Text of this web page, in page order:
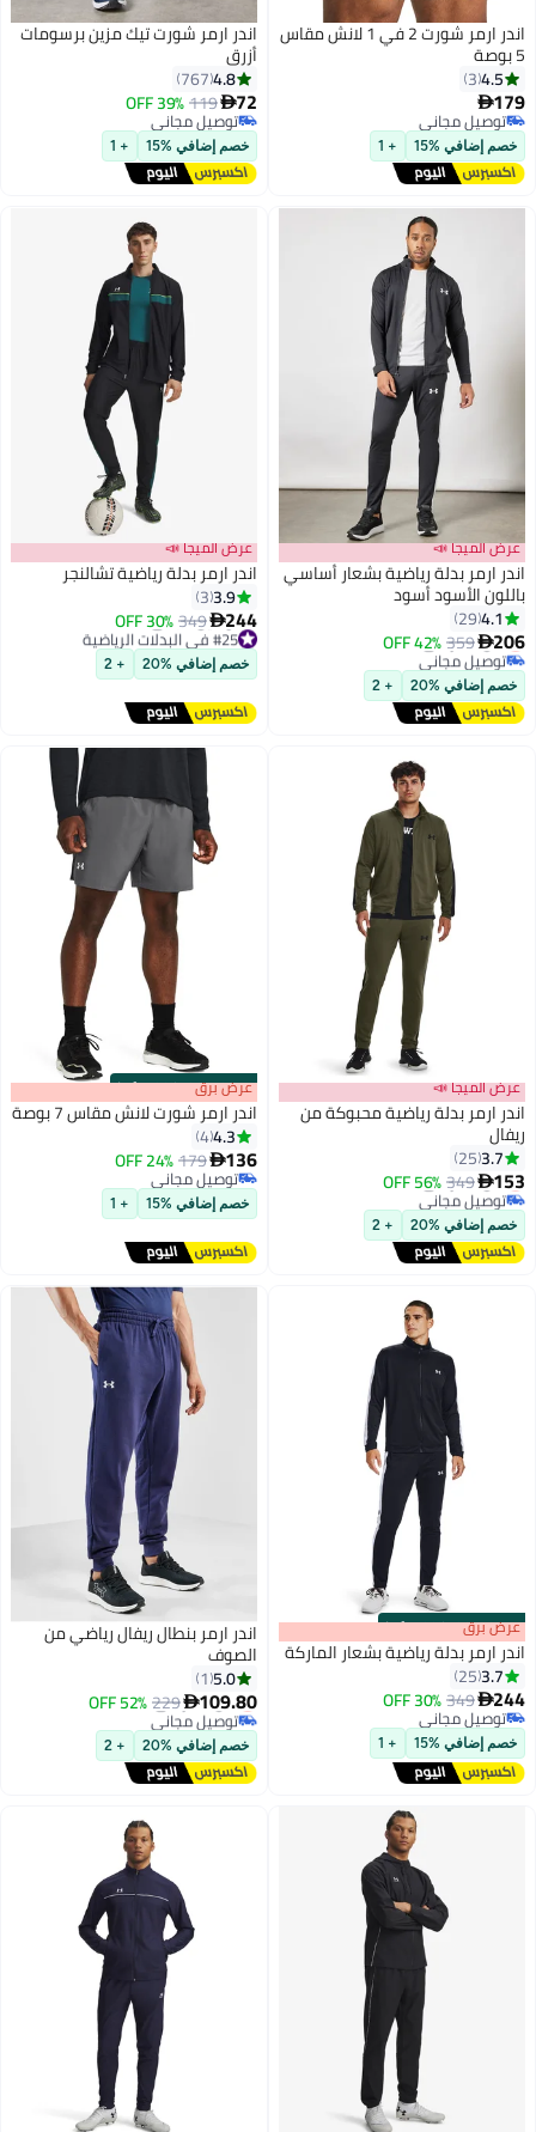
اندر ارمر شورت 2 في 1 لانش مقاس
5 بوصة
4.5
3
179
توصيل مجاني
توصيل مجاني
خصم إضافي %15 + 1
اندر ارمر شورت تيك مزين برسومات
أزرق
4.8
767
72
119
39% OFF
توصيل مجاني
توصيل مجاني
خصم إضافي %15 + 1
3
عرض الميجا 📣
اندر ارمر بدلة رياضية بشعار أساسي
باللون الأسود أسود
4.1
29
206
359
42% OFF
أقل سعر في السنة
توصيل مجاني
أقل سعر في السنة
خصم إضافي %20 + 2
عرض الميجا 📣
اندر ارمر بدلة رياضية تشالنجر
3.9
3
244
349
30% OFF #25 في البدلات الرياضية
أقل سعر في السنة
توصيل مجاني
خصم إضافي %20 + 2
3
عرض الميجا 📣
اندر ارمر بدلة رياضية محبوكة من
ريفال
3.7
25
153
349
56% OFF
أقل سعر في السنة
توصيل مجاني
أقل سعر في السنة
خصم إضافي %20 + 2
00m:00s
·
100% Left عرض برق
اندر ارمر شورت لانش مقاس 7 بوصة
4.3
4
136
179
24% OFF
توصيل مجاني
توصيل مجاني
خصم إضافي %15 + 1
00m:00s
·
100% Left عرض برق
اندر ارمر بدلة رياضية بشعار الماركة
3.7
25
244
349
30% OFF
توصيل مجاني
توصيل مجاني
خصم إضافي %15 + 1
اندر ارمر بنطال ريفال رياضي من
الصوف
5.0
1
109.80
229
52% OFF
أقل سعر في السنة
توصيل مجاني
أقل سعر في السنة
خصم إضافي %20 + 2